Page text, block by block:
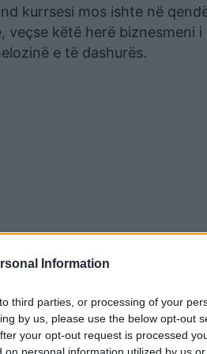
Information
third parties, or processing of your
by us, please use the below opt-out
your opt-out request is processed
personal information utilized by us
kurrsesi mos ishte në
veçse këtë herë biznesmeni i
e të dashurës.
futur dhe menaxheri dhe
i cili ëhstë i gatshëm të